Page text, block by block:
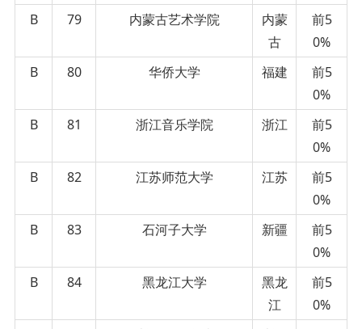
B
79 内蒙古艺术学院
内蒙
古
前5
0%
B
80 华侨大学 福建
前5
0%
B
81 浙江音乐学院 浙江
前5
0%
B
82 江苏师范大学 江苏
前5
0%
B
83 石河子大学 新疆
前5
0%
B
84 黑龙江大学
黑龙
江
前5
0%